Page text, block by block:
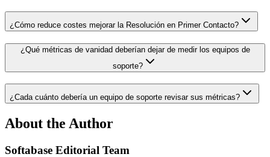
¿Cómo reduce costes mejorar la Resolución en Primer Contacto?
¿Qué métricas de vanidad deberían dejar de medir los equipos de
soporte?
¿Cada cuánto debería un equipo de soporte revisar sus métricas?
About the Author
Softabase Editorial Team